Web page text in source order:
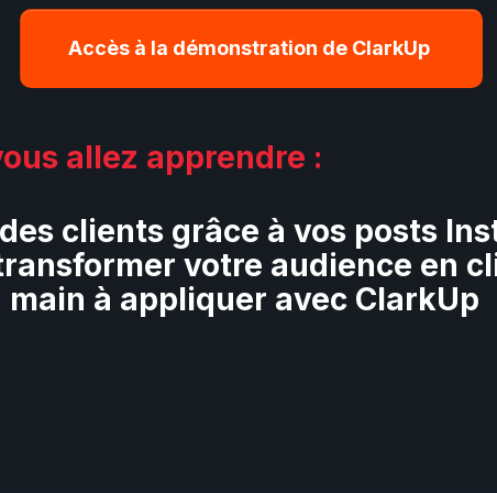
Accès à la démonstration de ClarkUp
allez apprendre :
clients grâce à vos posts
votre audience en
main à appliquer avec ClarkUp